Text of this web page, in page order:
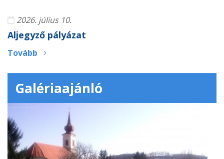
2026. július 10.
Aljegyző pályázat
Tovább
Galériaajánló